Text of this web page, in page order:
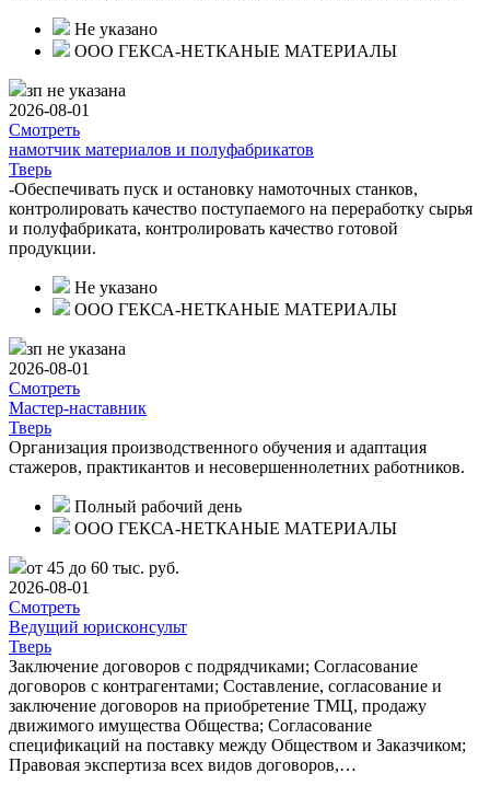
Не указано
ООО ГЕКСА-НЕТКАНЫЕ МАТЕРИАЛЫ
зп не указана
2026-08-01
Смотреть
намотчик материалов и полуфабрикатов
Тверь
-Обеспечивать пуск и остановку намоточных станков,
контролировать качество поступаемого на переработку сырья
и полуфабриката, контролировать качество готовой
продукции.
Не указано
ООО ГЕКСА-НЕТКАНЫЕ МАТЕРИАЛЫ
зп не указана
2026-08-01
Смотреть
Мастер-наставник
Тверь
Организация производственного обучения и адаптация
стажеров, практикантов и несовершеннолетних работников.
Полный рабочий день
ООО ГЕКСА-НЕТКАНЫЕ МАТЕРИАЛЫ
от 45 до 60 тыс. руб.
2026-08-01
Смотреть
Ведущий юрисконсульт
Тверь
Заключение договоров с подрядчиками; Согласование
договоров с контрагентами; Составление, согласование и
заключение договоров на приобретение ТМЦ, продажу
движимого имущества Общества; Согласование
спецификаций на поставку между Обществом и Заказчиком;
Правовая экспертиза всех видов договоров,…